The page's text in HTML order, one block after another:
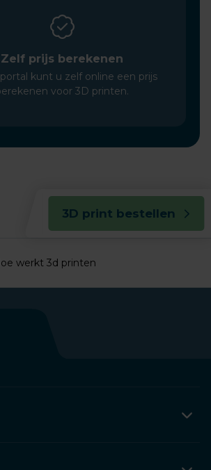
Zelf prijs berekenen
portal kunt u zelf online een prijs
voor 3D printen.
3D print bestellen
werkt 3d printen